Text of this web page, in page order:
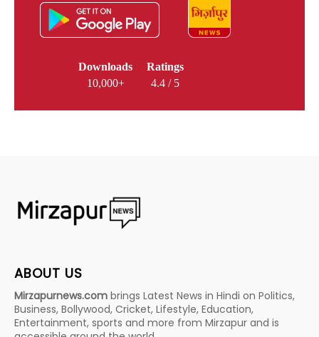
Downloads
10,000+
Ratings
4.4 / 5
ABOUT US
Mirzapurnews.com brings Latest News in Hindi on Politics,
Business, Bollywood, Cricket, Lifestyle, Education,
Entertainment, sports and more from Mirzapur and is